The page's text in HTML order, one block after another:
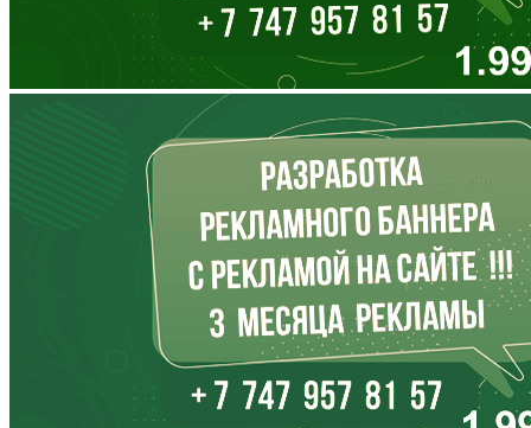
Запорожская область
Ивановская область
Иркутская область
Кабардино-Балкария
Калининградская область
Калмыкия
Калужская область
Камчатский край